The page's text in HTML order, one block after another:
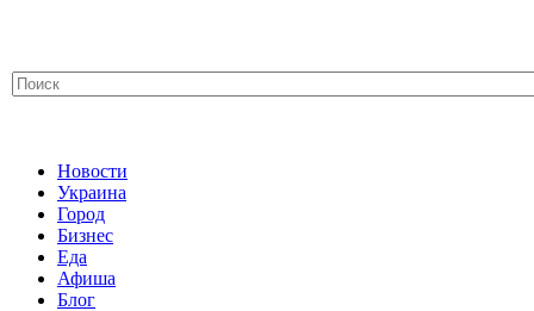
Новости
Украина
Город
Бизнес
Еда
Афиша
Блог